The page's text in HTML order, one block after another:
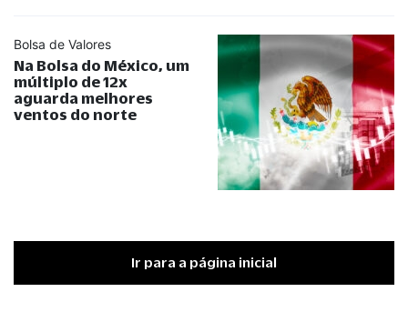
Bolsa de Valores
Na Bolsa do México, um
múltiplo de 12x
aguarda melhores
ventos do norte
Ir para a página inicial